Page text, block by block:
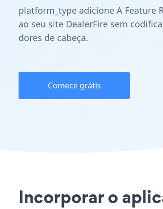
platform_type adicione A Feature
ao seu site DealerFire sem
dores de cabeça.
Comece grátis
Incorporar o